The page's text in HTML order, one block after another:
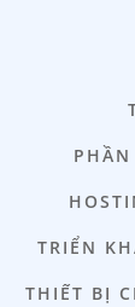
TRIỂN
THIẾT BỊ